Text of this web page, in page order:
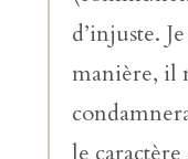
d’injuste.
manière, il